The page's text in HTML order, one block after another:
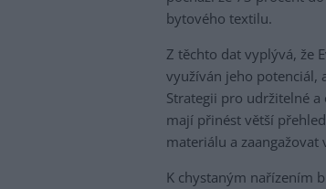
bytového textilu.
Z těchto dat vyplývá, že
využíván jeho potenciál,
Strategii pro udržitelné
mají přinést větší
materiálu a
K chystaným nařízením